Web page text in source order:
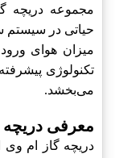
حیاتی در
میزان هوای
تکنولوژی
می‌بخشد.
معرفی دریچه